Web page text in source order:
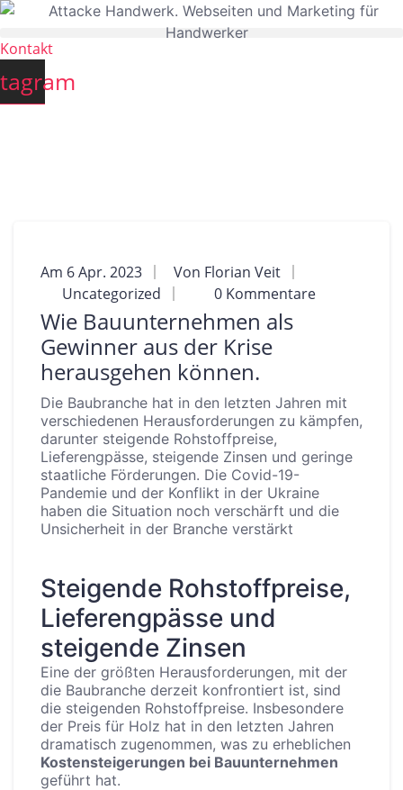
Kontakt
Am 6 Apr. 2023
Von Florian Veit
Uncategorized
0 Kommentare
Wie Bauunternehmen als
Gewinner aus der Krise
herausgehen können.
Die Baubranche hat in den letzten Jahren mit
verschiedenen Herausforderungen zu kämpfen,
darunter steigende Rohstoffpreise,
Lieferengpässe, steigende Zinsen und geringe
staatliche Förderungen. Die Covid-19-
Pandemie und der Konflikt in der Ukraine
haben die Situation noch verschärft und die
Unsicherheit in der Branche verstärkt
Steigende Rohstoffpreise,
Lieferengpässe und
steigende Zinsen
Eine der größten Herausforderungen, mit der
die Baubranche derzeit konfrontiert ist, sind
die steigenden Rohstoffpreise. Insbesondere
der Preis für Holz hat in den letzten Jahren
dramatisch zugenommen, was zu erheblichen
Kostensteigerungen bei Bauunternehmen
geführt hat.